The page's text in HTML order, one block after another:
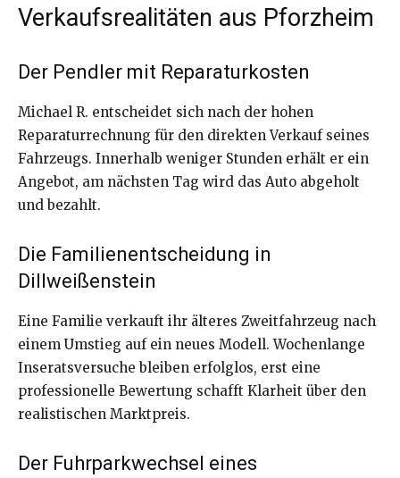
Verkaufsrealitäten aus Pforzheim
Der Pendler mit Reparaturkosten
Michael R. entscheidet sich nach der hohen
Reparaturrechnung für den direkten Verkauf seines
Fahrzeugs. Innerhalb weniger Stunden erhält er ein
Angebot, am nächsten Tag wird das Auto abgeholt
und bezahlt.
Die Familienentscheidung in
Dillweißenstein
Eine Familie verkauft ihr älteres Zweitfahrzeug nach
einem Umstieg auf ein neues Modell. Wochenlange
Inseratsversuche bleiben erfolglos, erst eine
professionelle Bewertung schafft Klarheit über den
realistischen Marktpreis.
Der Fuhrparkwechsel eines